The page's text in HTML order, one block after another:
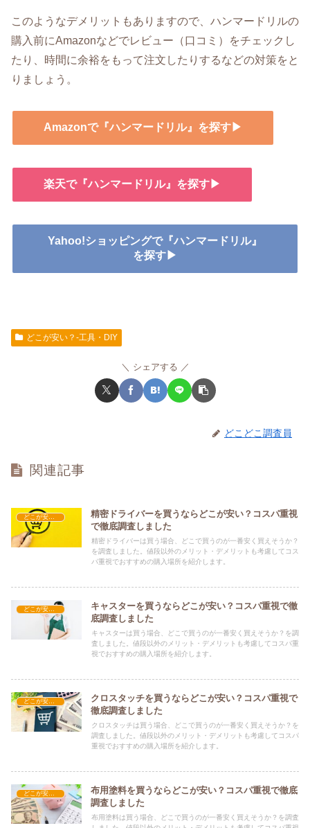
このようなデメリットもありますので、ハンマードリルの
購入前にAmazonなどでレビュー（口コミ）をチェックし
たり、時間に余裕をもって注文したりするなどの対策をと
りましょう。
Amazonで『ハンマードリル』を探す▶
楽天で『ハンマードリル』を探す▶
Yahoo!ショッピングで『ハンマードリル』
を探す▶
どこが安い？-工具・DIY
シェアする
どこどこ調査員
関連記事
どこが安い？-工具・DIY
精密ドライバーを買うならどこが安い？コスパ重視
で徹底調査しました
精密ドライバーは買う場合、どこで買うのが一番安く買えそうか？
を調査しました。値段以外のメリット・デメリットも考慮してコス
パ重視でおすすめの購入場所を紹介します。
どこが安い？-工具・DIY
キャスターを買うならどこが安い？コスパ重視で徹
底調査しました
キャスターは買う場合、どこで買うのが一番安く買えそうか？を調
査しました。値段以外のメリット・デメリットも考慮してコスパ重
視でおすすめの購入場所を紹介します。
クロスタッチを買うならどこが安い？コスパ重視で
徹底調査しました
クロスタッチは買う場合、どこで買うのが一番安く買えそうか？を
調査しました。値段以外のメリット・デメリットも考慮してコスパ
重視でおすすめの購入場所を紹介します。
布用塗料を買うならどこが安い？コスパ重視で徹底
調査しました
布用塗料は買う場合、どこで買うのが一番安く買えそうか？を調査